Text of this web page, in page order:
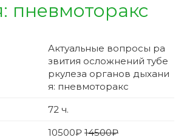
пневмоторакс
Актуальные вопросы ра
звития осложнений тубе
ркулеза органов дыхани
я: пневмоторакс
72 ч.
10500₽ 14500₽